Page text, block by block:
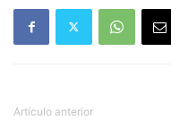
Artículo anterior